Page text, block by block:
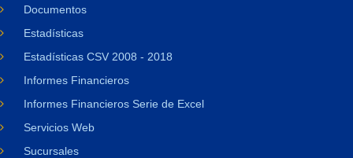
Documentos
Estadísticas
Estadísticas CSV 2008 - 2018
Informes Financieros
Informes Financieros Serie de Excel
Servicios Web
Sucursales